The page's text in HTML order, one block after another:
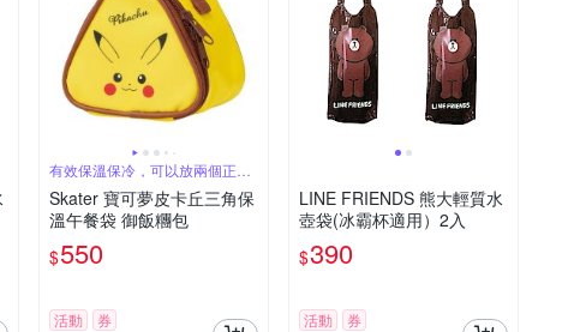
有效保溫保冷，可以放兩個正常
尺寸飯糰
Skater 寶可夢皮卡丘三角保
溫午餐袋 御飯糰包
$550
活動 券
LINE FRIENDS 熊大輕質水
壺袋(冰霸杯適用）2入
$390
活動 券